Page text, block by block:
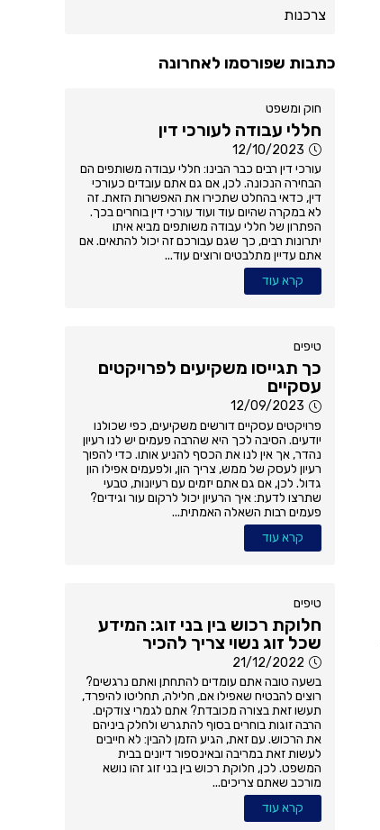
צרכנות
כתבות שפורסמו לאחרונה
חוק ומשפט
חללי עבודה לעורכי דין
12/10/2023
עורכי דין רבים כבר הבינו: חללי עבודה משותפים הם
הבחירה הנכונה. לכן, אם גם אתם עובדים כעורכי
דין, כדאי בהחלט שתכירו את האפשרות הזאת. זה
לא במקרה שהיום עוד ועוד עורכי דין בוחרים בכך.
הפתרון של חללי עבודה משותפים מביא איתו
יתרונות רבים, כך שגם עבורכם זה יכול להתאים. אם
אתם עדיין מתלבטים ורוצים עוד...
קרא עוד
טיפים
כך תגייסו משקיעים לפרויקטים
עסקיים
12/09/2023
פרויקטים עסקיים דורשים משקיעים, כפי שכולנו
יודעים. הסיבה לכך היא שהרבה פעמים יש לנו רעיון
נהדר, אך אין לנו את הכסף להניע אותו. כדי להפוך
רעיון לעסק של ממש, צריך הון, ולפעמים אפילו הון
גדול. לכן, אם גם אתם יזמים עם רעיונות, טבעי
שתרצו לדעת: איך הרעיון יכול לרקום עור וגידים?
פעמים רבות השאלה האמתית...
קרא עוד
טיפים
חלוקת רכוש בין בני זוג: המידע
שכל זוג נשוי צריך להכיר
21/12/2022
בשעה טובה אתם עומדים להתחתן ואתם נרגשים?
רוצים להבטיח שאפילו אם, חלילה, תחליטו להיפרד,
תעשו זאת בצורה מכובדת? אתם לגמרי צודקים.
הרבה זוגות בוחרים בסוף להתגרש ולחלק ביניהם
את הרכוש. עם זאת, הגיע הזמן להבין: לא חייבים
לעשות זאת במריבה ובאינספור דיונים בבית
המשפט. לכן, חלוקת רכוש בין בני זוג זהו נושא
מורכב שאתם צריכים...
קרא עוד